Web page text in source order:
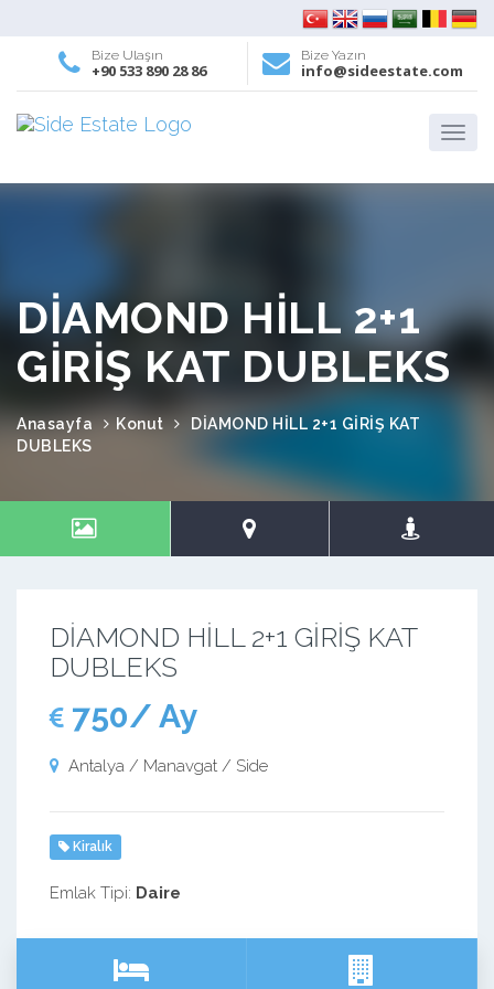
Bize Ulaşın
+90 533 890 28 86
Bize Yazın
info@sideestate.com
DİAMOND HİLL 2+1
GİRİŞ KAT DUBLEKS
Anasayfa Konut
DİAMOND HİLL 2+1 GİRİŞ KAT
DUBLEKS
DİAMOND HİLL 2+1 GİRİŞ KAT
DUBLEKS
750/ Ay
Antalya / Manavgat / Side
Kiralık
Emlak Tipi: Daire